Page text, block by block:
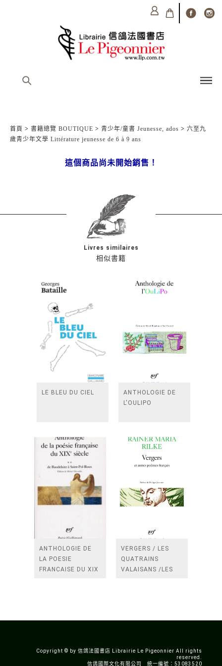
首頁 > 書籍總覽 BOUTIQUE > 青少年/童書 Jeunesse, ados > 六至九
歲青少年文學 Littérature jeunesse de 6 à 9 ans
這個商品尚未開始銷售！
相似書籍
Livres similaires
LE BLEU DU CIEL
ANTHOLOGIE DE
L'OULIPO
ANTHOLOGIE DE
LA POESIE
FRANCAISE DU XIX
VERGERS / LES
QUATRAINS
VALAISANS /LES
Copyright © by 信鴿法國書店 Librairie Le Pigeonnier All rights
reserved.
信鴿國際文化有限公司 統一編號：53083520